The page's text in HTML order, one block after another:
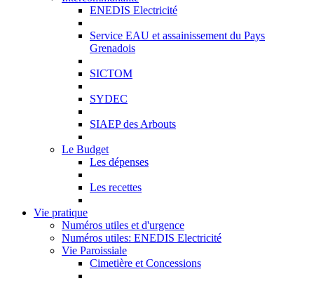
ENEDIS Electricité
Service EAU et assainissement du Pays
Grenadois
SICTOM
SYDEC
SIAEP des Arbouts
Le Budget
Les dépenses
Les recettes
Vie pratique
Numéros utiles et d'urgence
Numéros utiles: ENEDIS Electricité
Vie Paroissiale
Cimetière et Concessions